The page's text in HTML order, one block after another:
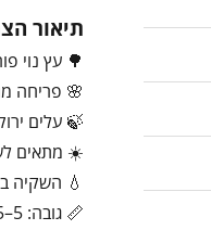
תיאור
🌳 עץ נוי
🌸 פריחה
🍃 עלים
☀️ מתאים
💧 השקיה
📏 גובה: 5–15 מטר